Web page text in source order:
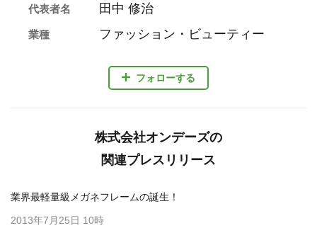
フォローする
代表者名 田中 修治
業種 ファッション・ビューティー
株式会社オンデーズの
関連プレスリリース
業界最軽量級メガネフレームの誕生！
2013年7月25日 10時